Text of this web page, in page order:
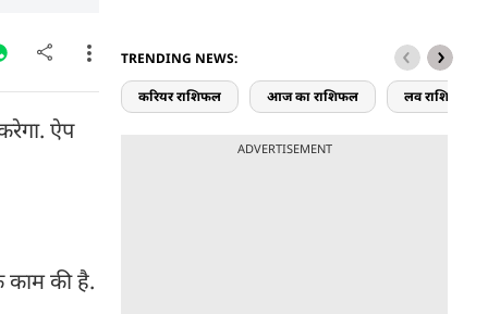
ऐप
की है.
TRENDING NEWS:
करियर राशिफल आज का राशिफल लव राशिफल
ADVERTISEMENT